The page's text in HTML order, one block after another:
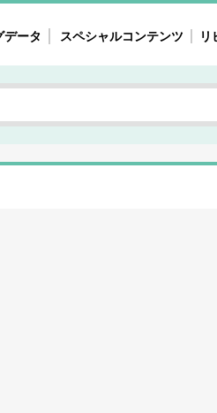
データ スペシャルコンテンツ
リアルに見える 注目タ
40'
アルに見える
費
リ